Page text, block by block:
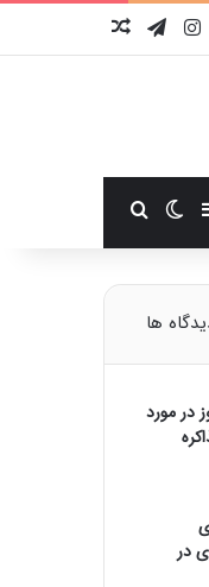
ایکس اینستاگرام
تلگرام
تصادفی
سایدبارتغییر پوسته
ها
در مورد
در